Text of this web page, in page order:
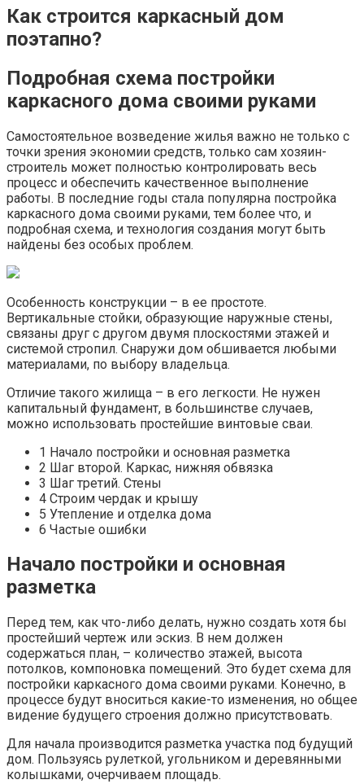
Как строится каркасный дом
поэтапно?
Подробная схема постройки
каркасного дома своими руками
Самостоятельное возведение жилья важно не только с
точки зрения экономии средств, только сам хозяин-
строитель может полностью контролировать весь
процесс и обеспечить качественное выполнение
работы. В последние годы стала популярна постройка
каркасного дома своими руками, тем более что, и
подробная схема, и технология создания могут быть
найдены без особых проблем.
Особенность конструкции – в ее простоте.
Вертикальные стойки, образующие наружные стены,
связаны друг с другом двумя плоскостями этажей и
системой стропил. Снаружи дом обшивается любыми
материалами, по выбору владельца.
Отличие такого жилища – в его легкости. Не нужен
капитальный фундамент, в большинстве случаев,
можно использовать простейшие винтовые сваи.
1 Начало постройки и основная разметка
2 Шаг второй. Каркас, нижняя обвязка
3 Шаг третий. Стены
4 Строим чердак и крышу
5 Утепление и отделка дома
6 Частые ошибки
Начало постройки и основная
разметка
Перед тем, как что-либо делать, нужно создать хотя бы
простейший чертеж или эскиз. В нем должен
содержаться план, – количество этажей, высота
потолков, компоновка помещений. Это будет схема для
постройки каркасного дома своими руками. Конечно, в
процессе будут вноситься какие-то изменения, но общее
видение будущего строения должно присутствовать.
Для начала производится разметка участка под будущий
дом. Пользуясь рулеткой, угольником и деревянными
колышками, очерчиваем площадь.